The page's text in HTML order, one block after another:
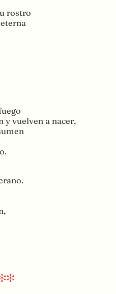
rostro
y vuelven a nacer,